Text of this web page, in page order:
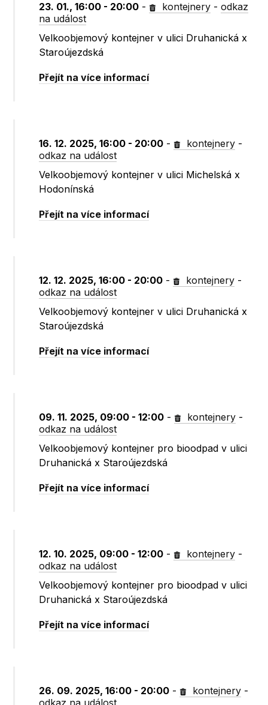
23. 01., 16:00 - 20:00 - kontejnery -odkaz
na událost
Velkoobjemový kontejner v ulici Druhanická x
Staroújezdská
Přejít na více informací
16. 12. 2025, 16:00 - 20:00 - kontejnery -
odkaz na událost
Velkoobjemový kontejner v ulici Michelská x
Hodonínská
Přejít na více informací
12. 12. 2025, 16:00 - 20:00 - kontejnery -
odkaz na událost
Velkoobjemový kontejner v ulici Druhanická x
Staroújezdská
Přejít na více informací
09. 11. 2025, 09:00 - 12:00 - kontejnery -
odkaz na událost
Velkoobjemový kontejner pro bioodpad v ulici
Druhanická x Staroújezdská
Přejít na více informací
12. 10. 2025, 09:00 - 12:00 - kontejnery -
odkaz na událost
Velkoobjemový kontejner pro bioodpad v ulici
Druhanická x Staroújezdská
Přejít na více informací
26. 09. 2025, 16:00 - 20:00 - kontejnery -
odkaz na událost